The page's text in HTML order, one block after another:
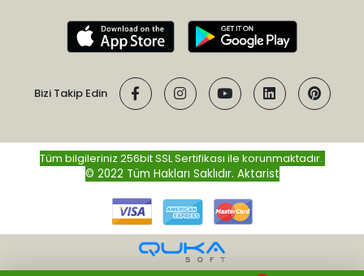
Bizi Takip Edin
Tüm bilgileriniz 256bit SSL Sertifikası ile korunmaktadır.
© 2022 Tüm Hakları Saklıdır. Aktarist